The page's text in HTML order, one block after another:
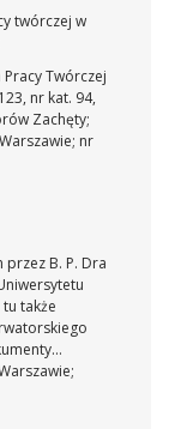
twórczej w
Pracy Twórczej
nr kat. 94,
Zachęty;
nr
B. P. Dra
także